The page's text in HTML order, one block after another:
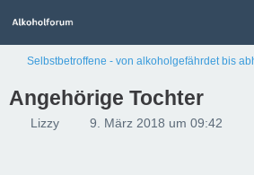
Selbstbetroffene - von alkoholgefährdet bis
Angehörige Tochter
Lizzy 9. März 2018 um 09:42